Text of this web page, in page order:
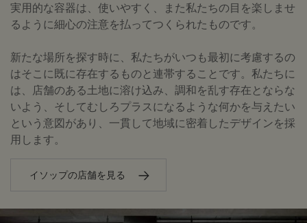
実用的な容器は、使いやすく、また私たちの目を楽しませ
るように細心の注意を払ってつくられたものです。
新たな場所を探す時に、私たちがいつも最初に考慮するの
はそこに既に存在するものと連帯することです。私たちに
は、店舗のある土地に溶け込み、調和を乱す存在とならな
いよう、そしてむしろプラスになるような何かを与えたい
という意図があり、一貫して地域に密着したデザインを採
用します。
イソップの店舗を見る